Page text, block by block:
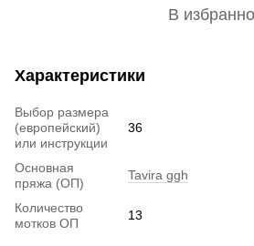
В
Характеристики
Выбор размера
(европейский)
или инструкции
36
Основная
пряжа (ОП)
Tavira ggh
Количество
мотков ОП
13